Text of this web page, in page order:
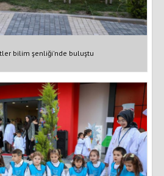
bilim şenliği'nde buluştu